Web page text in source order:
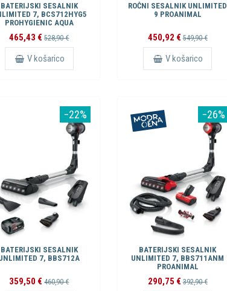
BATERIJSKI SESALNIK
7, BCS712HYG5
PROHYGIENIC AQUA
465,43 €528,90 €
V košarico
ROČNI SESALNIK UNLIMITED
9 PROANIMAL
450,92 €549,90 €
V košarico
−22%
BATERIJSKI SESALNIK
7, BBS712A
359,50 €460,90 €
−26%
BATERIJSKI SESALNIK
UNLIMITED 7, BBS711ANM
PROANIMAL
290,75 €392,90 €